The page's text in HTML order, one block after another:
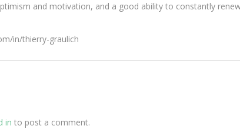
and motivation, and a good ability to constantly
in/thierry-graulich
in to post a comment.